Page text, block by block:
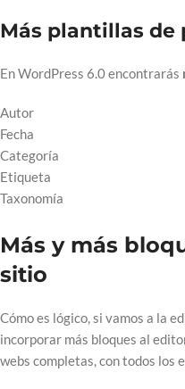
Más plantillas de
En WordPress 6.0 encontrarás
Autor
Fecha
Categoría
Etiqueta
Taxonomía
Más y más
sitio
Cómo es lógico, si vamos a la
incorporar más bloques al
webs completas, con todos los